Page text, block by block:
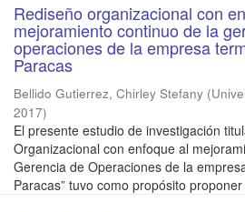
Rediseño organizacional con
mejoramiento continuo de la
operaciones de la empresa
Paracas
Bellido Gutierrez, Chirley Stefany (
2017)
El presente estudio de investigación
Organizacional con enfoque al
Gerencia de Operaciones de la
Paracas” tuvo como propósito